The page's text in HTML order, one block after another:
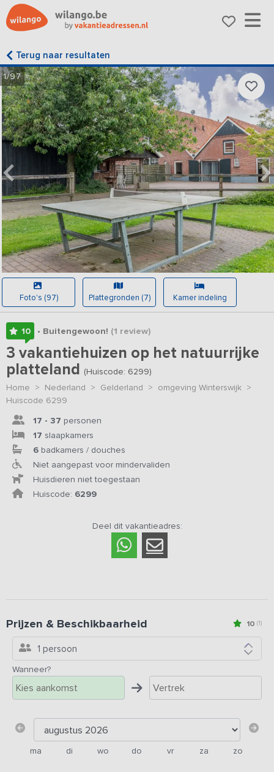
Terug naar resultaten
1/97
Foto's (97) Plattegronden (7) Kamer indeling
10 • Buitengewoon! (1 review)
3 vakantiehuizen op het natuurrijke
platteland (Huiscode: 6299)
Home > Nederland > Gelderland > omgeving Winterswijk >
Huiscode 6299
17 - 37 personen
17 slaapkamers
6 badkamers / douches
Niet aangepast voor mindervaliden
Huisdieren niet toegestaan
Huiscode: 6299
Deel dit vakantieadres:
10 (1)
Prijzen & Beschikbaarheid
1 persoon
Wanneer?
ma di wo do vr za zo